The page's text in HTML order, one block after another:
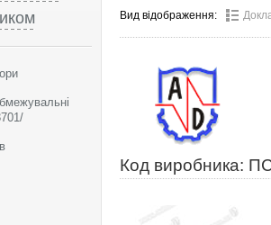
Вид відображення:
Код виробника: